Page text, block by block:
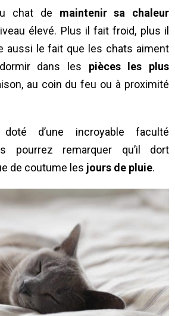
chat de maintenir sa chaleur
élevé. Plus il fait froid, plus il
aussi le fait que les chats aiment
dans les pièces les plus
au coin du feu ou à proximité
d’une incroyable faculté
pourrez remarquer qu’il dort
de coutume les jours de pluie.